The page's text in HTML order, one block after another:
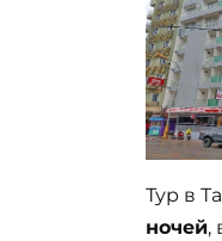
Тур в
ночей,